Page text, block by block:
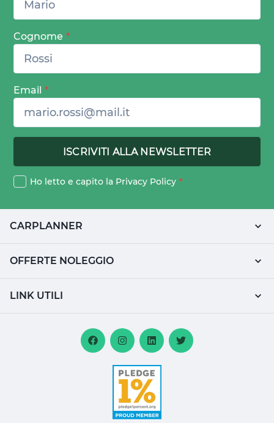
Cognome *
Email *
Ho letto e capito la Privacy Policy *
CARPLANNER
OFFERTE NOLEGGIO
LINK UTILI